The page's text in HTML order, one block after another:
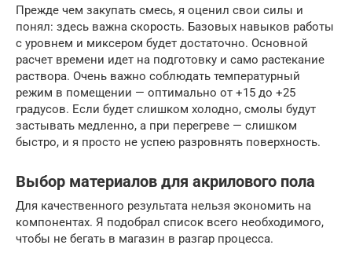
Прежде чем закупать смесь, я оценил свои силы и
понял: здесь важна скорость. Базовых навыков работы
с уровнем и миксером будет достаточно. Основной
расчет времени идет на подготовку и само растекание
раствора. Очень важно соблюдать температурный
режим в помещении — оптимально от +15 до +25
градусов. Если будет слишком холодно, смолы будут
застывать медленно, а при перегреве — слишком
быстро, и я просто не успею разровнять поверхность.
Выбор материалов для акрилового пола
Для качественного результата нельзя экономить на
компонентах. Я подобрал список всего необходимого,
чтобы не бегать в магазин в разгар процесса.